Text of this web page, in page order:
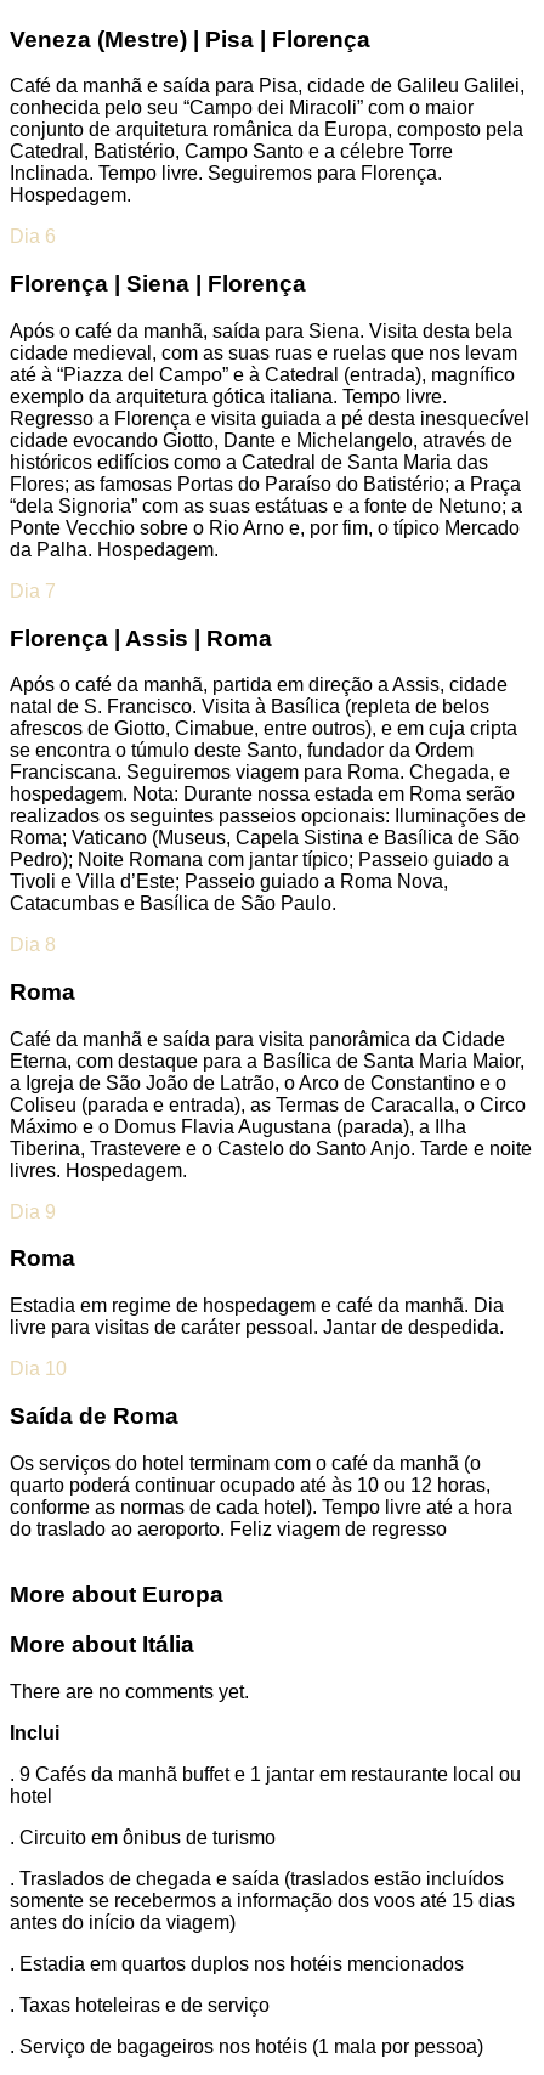
Veneza (Mestre) | Pisa | Florença
Café da manhã e saída para Pisa, cidade de Galileu Galilei,
conhecida pelo seu “Campo dei Miracoli” com o maior
conjunto de arquitetura românica da Europa, composto pela
Catedral, Batistério, Campo Santo e a célebre Torre
Inclinada. Tempo livre. Seguiremos para Florença.
Hospedagem.
Dia 6
Florença | Siena | Florença
Após o café da manhã, saída para Siena. Visita desta bela
cidade medieval, com as suas ruas e ruelas que nos levam
até à “Piazza del Campo” e à Catedral (entrada), magnífico
exemplo da arquitetura gótica italiana. Tempo livre.
Regresso a Florença e visita guiada a pé desta inesquecível
cidade evocando Giotto, Dante e Michelangelo, através de
históricos edifícios como a Catedral de Santa Maria das
Flores; as famosas Portas do Paraíso do Batistério; a Praça
“dela Signoria” com as suas estátuas e a fonte de Netuno; a
Ponte Vecchio sobre o Rio Arno e, por fim, o típico Mercado
da Palha. Hospedagem.
Dia 7
Florença | Assis | Roma
Após o café da manhã, partida em direção a Assis, cidade
natal de S. Francisco. Visita à Basílica (repleta de belos
afrescos de Giotto, Cimabue, entre outros), e em cuja cripta
se encontra o túmulo deste Santo, fundador da Ordem
Franciscana. Seguiremos viagem para Roma. Chegada, e
hospedagem. Nota: Durante nossa estada em Roma serão
realizados os seguintes passeios opcionais: Iluminações de
Roma; Vaticano (Museus, Capela Sistina e Basílica de São
Pedro); Noite Romana com jantar típico; Passeio guiado a
Tivoli e Villa d’Este; Passeio guiado a Roma Nova,
Catacumbas e Basílica de São Paulo.
Dia 8
Roma
Café da manhã e saída para visita panorâmica da Cidade
Eterna, com destaque para a Basílica de Santa Maria Maior,
a Igreja de São João de Latrão, o Arco de Constantino e o
Coliseu (parada e entrada), as Termas de Caracalla, o Circo
Máximo e o Domus Flavia Augustana (parada), a Ilha
Tiberina, Trastevere e o Castelo do Santo Anjo. Tarde e noite
livres. Hospedagem.
Dia 9
Roma
Estadia em regime de hospedagem e café da manhã. Dia
livre para visitas de caráter pessoal. Jantar de despedida.
Dia 10
Saída de Roma
Os serviços do hotel terminam com o café da manhã (o
quarto poderá continuar ocupado até às 10 ou 12 horas,
conforme as normas de cada hotel). Tempo livre até a hora
do traslado ao aeroporto. Feliz viagem de regresso
This page can't load Google Maps correctly.
Do you own this website?
More about Europa
More about Itália
There are no comments yet.
Inclui
. 9 Cafés da manhã buffet e 1 jantar em restaurante local ou
hotel
. Circuito em ônibus de turismo
. Traslados de chegada e saída (traslados estão incluídos
somente se recebermos a informação dos voos até 15 dias
antes do início da viagem)
. Estadia em quartos duplos nos hotéis mencionados
. Taxas hoteleiras e de serviço
. Serviço de bagageiros nos hotéis (1 mala por pessoa)